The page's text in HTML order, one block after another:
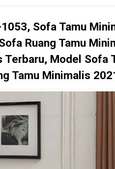
Sofa Tamu
Ruang Tamu
Model Sofa
Tamu Minimalis